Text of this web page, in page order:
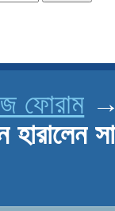
ফোরাম
হারালেন